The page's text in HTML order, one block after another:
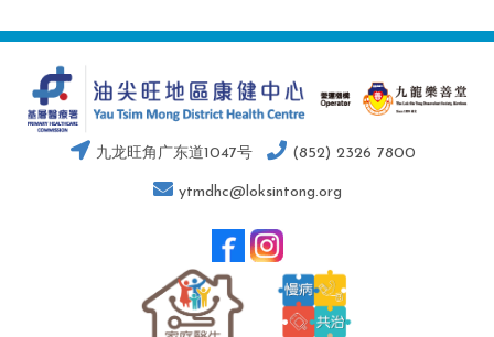
九龙旺角广东道1047号 (852) 2326 7800
ytmdhc@loksintong.org